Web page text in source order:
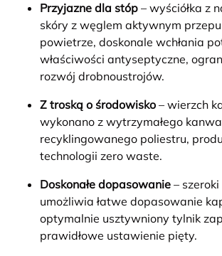
Przyjazne dla stóp – wyściółka z
skóry z węglem aktywnym
powietrze, doskonale wchłania
właściwości antyseptyczne,
rozwój drobnoustrojów.
Z troską o środowisko – wierzch
wykonano z wytrzymałego
recyklingowanego poliestru,
technologii zero waste.
Doskonałe dopasowanie –
umożliwia łatwe dopasowanie
optymalnie usztywniony tylnik
prawidłowe ustawienie pięty.